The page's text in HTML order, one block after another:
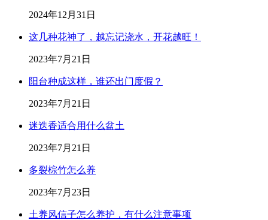
2024年12月31日
这几种花神了，越忘记浇水，开花越旺！
2023年7月21日
阳台种成这样，谁还出门度假？
2023年7月21日
迷迭香适合用什么盆土
2023年7月21日
多裂棕竹怎么养
2023年7月23日
土养风信子怎么养护，有什么注意事项